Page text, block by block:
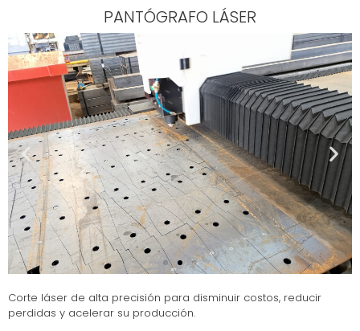
PANTÓGRAFO LÁSER
Corte láser de alta precisión para disminuir costos, reducir
perdidas y acelerar su producción.